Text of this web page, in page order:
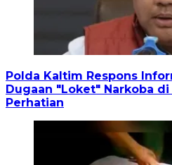
Polda Kaltim Respons
Dugaan "Loket" Narkoba di
Perhatian